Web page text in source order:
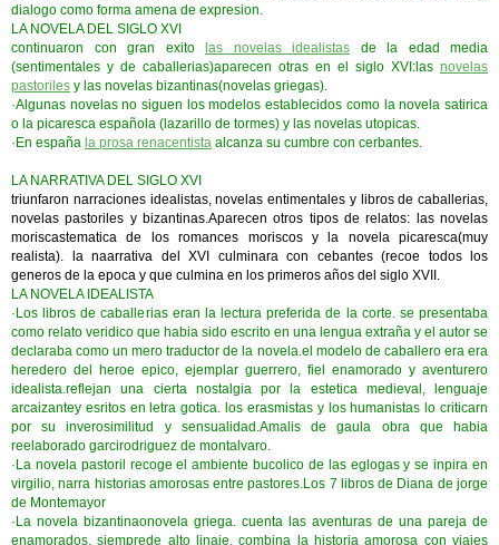
dialogo como forma amena de expresion.
LA NOVELA DEL SIGLO XVI
continuaron con gran exito
las novelas idealistas de la edad media
(sentimentales y de caballerias)aparecen otras en el siglo XVI:las novelas
pastoriles y las novelas bizantinas(novelas griegas).
·Algunas novelas no siguen los modelos establecidos como la novela satirica
o la picaresca española (lazarillo de tormes) y las novelas utopicas.
·En españa la prosa renacentista alcanza su cumbre con cerbantes.
LA NARRATIVA DEL SIGLO XVI
triunfaron narraciones idealistas, novelas entimentales y libros de caballerias,
novelas pastoriles y bizantinas.Aparecen otros tipos de relatos: las novelas
moriscastematica de los romances moriscos y la novela picaresca(muy
realista). la naarrativa del XVI culminara con cebantes (recoe todos los
generos de la epoca y que culmina en los primeros años del siglo XVII.
LA NOVELA IDEALISTA
·Los libros de caballerias eran la lectura preferida de la corte. se presentaba
como relato veridico que habia sido escrito en una lengua extraña y el autor se
declaraba como un mero traductor de la novela.el modelo de caballero era era
heredero del heroe epico, ejemplar guerrero, fiel enamorado y aventurero
idealista.reflejan una cierta nostalgia por la estetica medieval, lenguaje
arcaizantey esritos en letra gotica. los erasmistas y los humanistas lo criticarn
por su inverosimilitud y sensualidad.Amalis de gaula obra que habia
reelaborado garcirodriguez de montalvaro.
·La novela pastoril recoge el ambiente bucolico de las eglogas y se inpira en
virgilio, narra historias amorosas entre pastores.Los 7 libros de Diana de jorge
de Montemayor
·La novela bizantinaonovela griega. cuenta las aventuras de una pareja de
enamorados, siemprede alto linaje. combina la historia amorosa con viajes